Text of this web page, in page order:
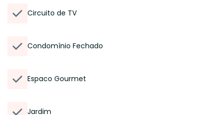
Circuito de TV
Condomínio Fechado
Espaco Gourmet
Jardim